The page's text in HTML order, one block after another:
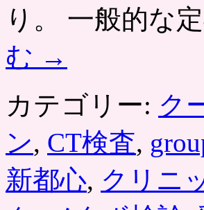
り。 一般的な
む →
カテゴリー: ク
ン, CT検査,
新都心, クリニ